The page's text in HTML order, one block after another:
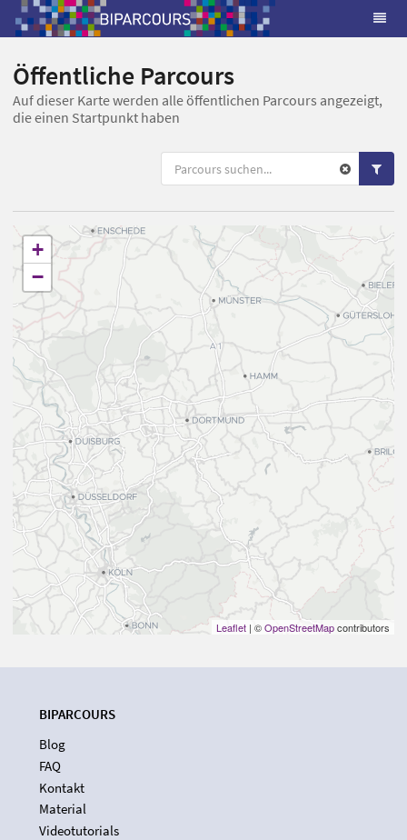
Öffentliche Parcours
Auf dieser Karte werden alle öffentlichen Parcours angezeigt,
die einen Startpunkt haben
+
−
Leaflet | ©OpenStreetMapcontributors
BIPARCOURS
Blog
FAQ
Kontakt
Material
Videotutorials